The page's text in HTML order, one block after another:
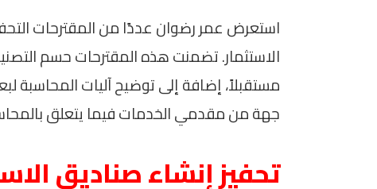
استعرض عمر رضوان عددًا من المقترحات
الاستثمار. تضمنت هذه المقترحات حسم
مستقبلاً، إضافة إلى توضيح آليات المحاسبة
جهة من مقدمي الخدمات فيما يتعلق
تحفيز إنشاء صناديق